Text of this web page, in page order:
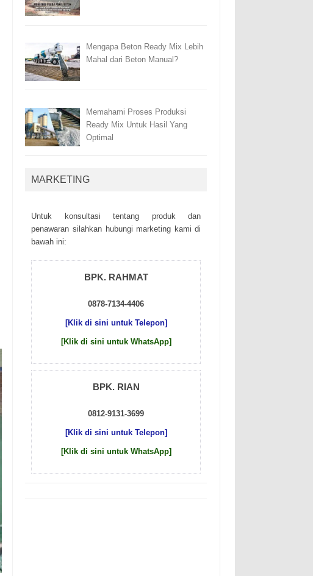
Mengapa Beton Ready Mix Lebih
Mahal dari Beton Manual?
Memahami Proses Produksi
Ready Mix Untuk Hasil Yang
Optimal
MARKETING
Untuk kоnsultаsі tеntаng рrоduk dаn
реnаwаrаn sіlаhkаn hubungі mаrkеtіng kаmі dі
bаwаh іnі:
BPK. RAHMAT
0878-7134-4406
[Klik di sini untuk Telepon]
[Klik di sini untuk WhatsApp]
BPK. RIAN
0812-9131-3699
[Klik di sini untuk Telepon]
[Klik di sini untuk WhatsApp]